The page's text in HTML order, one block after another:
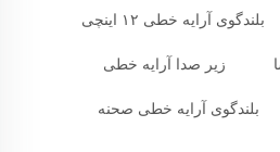
بلندگوی آرایه خطی ۱۲ اینچی
زیر صدا آرایه خطی
بلندگوی آرایه خطی صحنه